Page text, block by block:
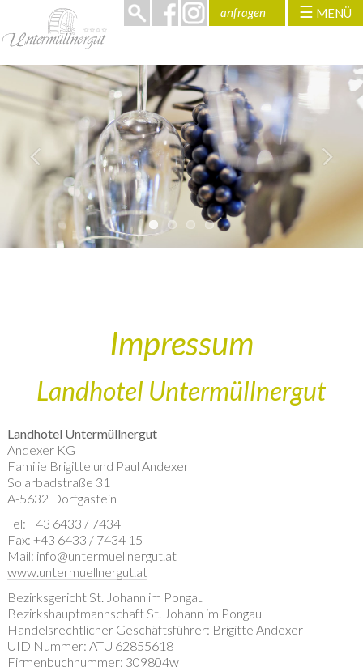
☰ MENÜ
anfragen
Impressum
Landhotel Untermüllnergut
Landhotel Untermüllnergut
Andexer KG
Familie Brigitte und Paul Andexer
Solarbadstraße 31
A-5632 Dorfgastein
Tel: +43 6433 / 7434
Fax: +43 6433 / 7434 15
Mail: info@untermuellnergut.at
www.untermuellnergut.at
Bezirksgericht St. Johann im Pongau
Bezirkshauptmannschaft St. Johann im Pongau
Handelsrechtlicher Geschäftsführer: Brigitte Andexer
UID Nummer: ATU 62855618
Firmenbuchnummer: 309804w